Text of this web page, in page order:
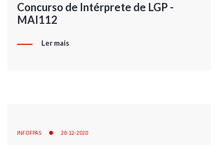
Concurso de Intérprete de LGP -
MAI112
Ler mais
INFOFPAS 20-12-2020